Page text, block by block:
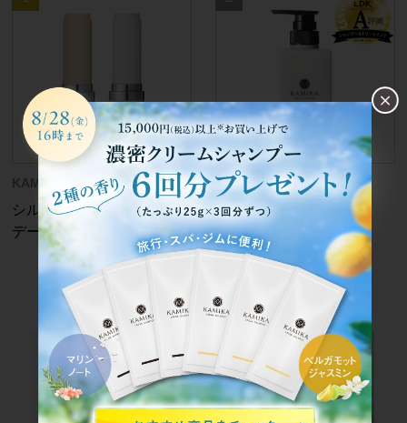
シルキースティックファン
デーション
クリームシャンプー